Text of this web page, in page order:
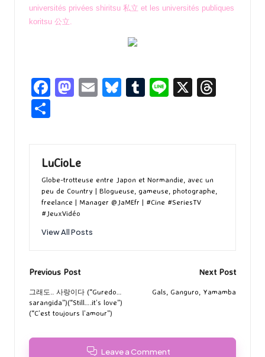
universités privées shiritsu 私立 et les universités publiques
koritsu 公立.
Fa
o
k
M
o
n
E
Bl T
Li X
g
er
LuCioLe
Globe-trotteuse entre Japon et Normandie, avec un
peu de Country | Blogueuse, gameuse, photographe,
freelance | Manager @JaMEfr | #Cine #SeriesTV
#JeuxVidéo
View All Posts
Post
navigation
Previous Post
그래도.. 사랑이다 (“Guredo…
sarangida”)(“Still….it’s love”)
(“C’est toujours l’amour”)
Next Post
Gals, Ganguro, Yamamba
Leave a Comment